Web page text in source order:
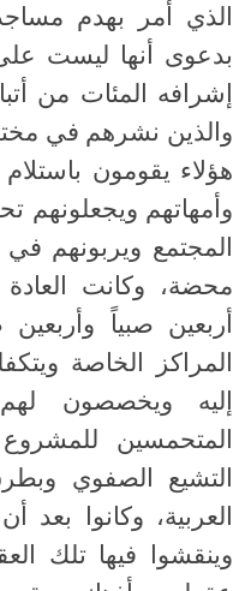
الذي أمر بهدم
بدعوى أنها ليست
إشرافه المئات من
والذين نشرهم في
هؤلاء يقومون
وأمهاتهم ويجعلونهم
المجتمع ويربونهم
محضة، وكانت
أربعين صبياً
المراكز الخاصة
إليه ويخصصون
المتحمسين
التشيع الصفوي
العربية، وكانوا بعد
وينقشوا فيها تلك